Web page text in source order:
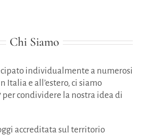
Chi Siamo
individualmente a numerosi
Italia e all’estero, ci siamo
condividere la nostra idea di
accreditata sul territorio